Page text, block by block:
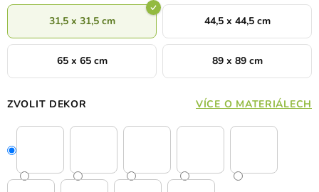
31,5 x 31,5 cm 44,5 x 44,5 cm
65 x 65 cm 89 x 89 cm
ZVOLIT DEKOR VÍCE O MATERIÁLECH